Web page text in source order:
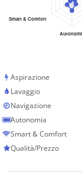
Aspirazione
Lavaggio
Navigazione
Autonomia
Smart & Comfort
Qualità/Prezzo